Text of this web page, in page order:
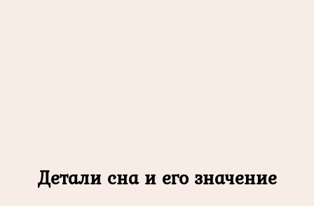
Детали сна и его значение